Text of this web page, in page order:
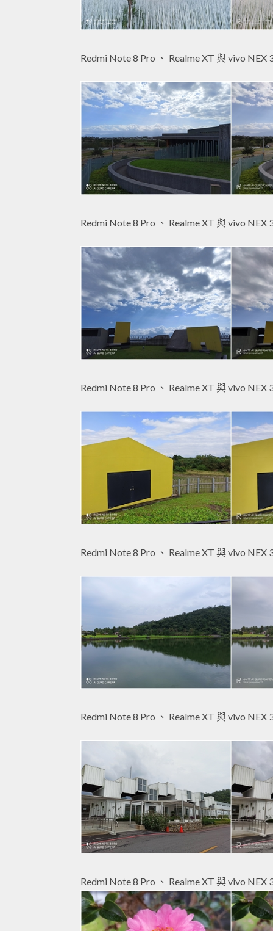
Redmi Note 8 Pro 、 Realme XT 與 vivo NEX
Redmi Note 8 Pro 、 Realme XT 與 vivo NEX
Redmi Note 8 Pro 、 Realme XT 與 vivo NEX
Redmi Note 8 Pro 、 Realme XT 與 vivo NEX
Redmi Note 8 Pro 、 Realme XT 與 vivo NEX
Redmi Note 8 Pro 、 Realme XT 與 vivo NEX